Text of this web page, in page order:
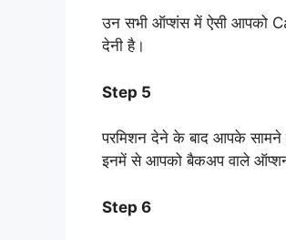
उन सभी ऑप्शंस में ऐसी आपको
देनी है।
Step 5
परमिशन देने के बाद आपके
इनमें से आपको बैकअप वाले
Step 6